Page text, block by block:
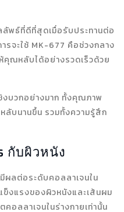
ลัพธ์ที่ดีที่สุดเมื่อรับประทานต่อ
รจะใช้ MK-677 คือช่วงกลาง
คุณหลับได้อย่างรวดเร็วด้วย
งบวกอย่างมาก ทั้งคุณภาพ
ลับนานขึ้น รวมทั้งความรู้สึก
กับผิวหนัง
ผลต่อระดับคอลลาเจนใน
ข็งแรงของผิวหนังและเส้นผม
อลลาเจนในร่างกายเท่านั้น